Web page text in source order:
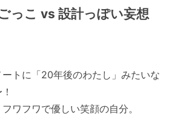
っこ vs 設計っぽい妄想
トに「20年後のわたし」みたいな
ワフワで優しい笑顔の自分。